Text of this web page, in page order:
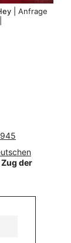
| Anfrage
der